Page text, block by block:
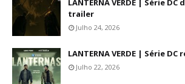
LANTERNA VERDE | Série
trailer
Julho 24, 2026
LANTERNA VERDE | Série
Julho 22, 2026